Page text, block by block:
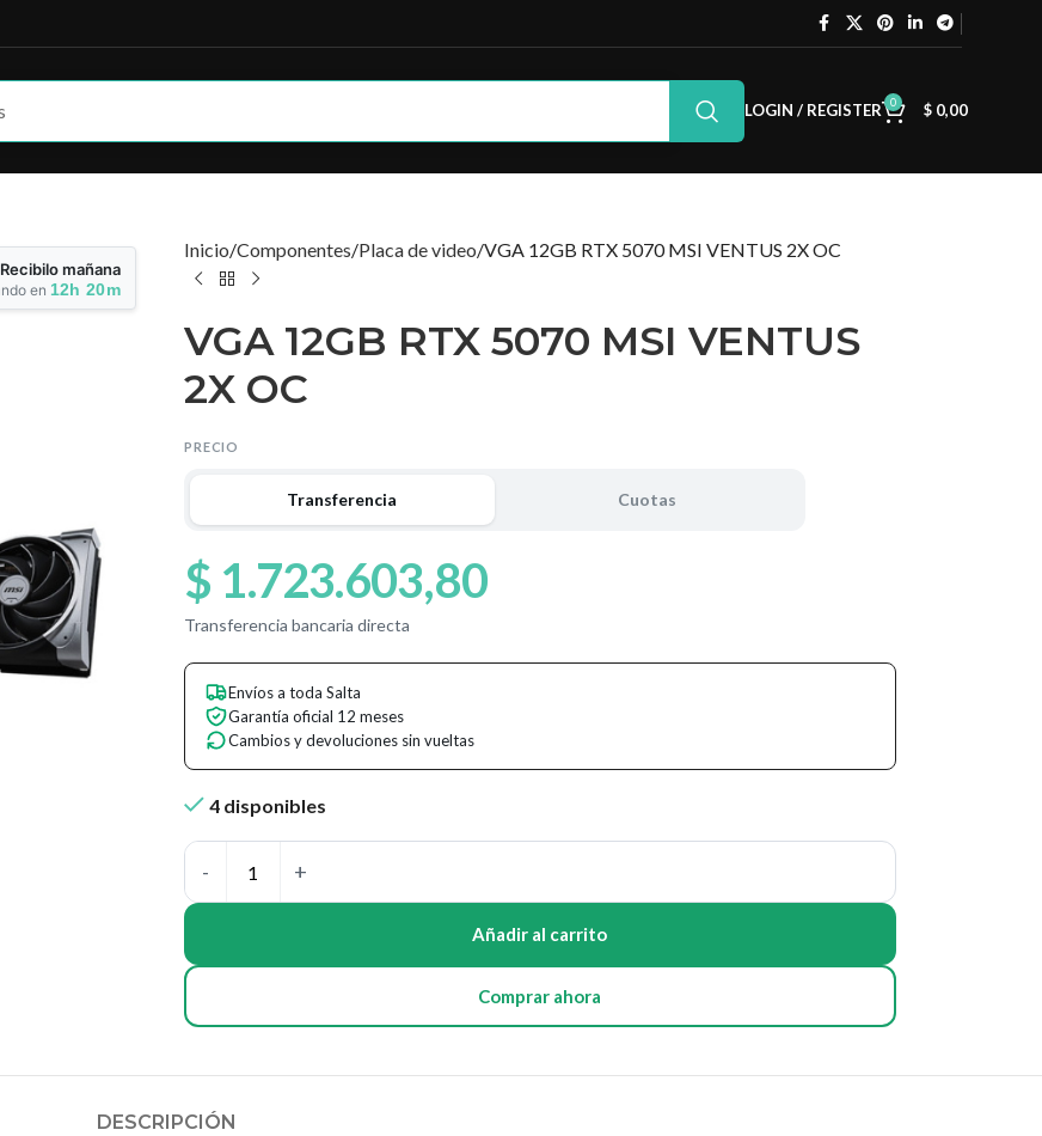
LOGIN / REGISTER 0 $0,00
mañana
en 12h 20m
Inicio Componentes Placa de video VGA 12GB RTX 5070 MSI VENTUS 2X OC
VGA 12GB RTX 5070 MSI VENTUS
2X OC
PRECIO
Transferencia Cuotas
$ 1.723.603,80
Transferencia bancaria directa
Envíos a toda Salta
Garantía oficial 12 meses
Cambios y devoluciones sin vueltas
4 disponibles
Añadir al carrito
Comprar ahora
DESCRIPCIÓN